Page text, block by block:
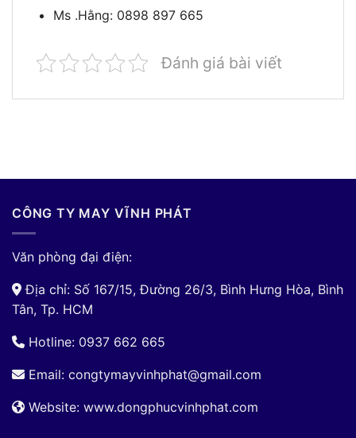
Ms .Hằng: 0898 897 665
Đánh giá bài viết
CÔNG TY MAY VĨNH PHÁT
Văn phòng đại điện:
Địa chỉ: Số 167/15, Đường 26/3, Bình Hưng Hòa, Bình
Tân, Tp. HCM
Hotline: 0937 662 665
Email: congtymayvinhphat@gmail.com
Website: www.dongphucvinhphat.com